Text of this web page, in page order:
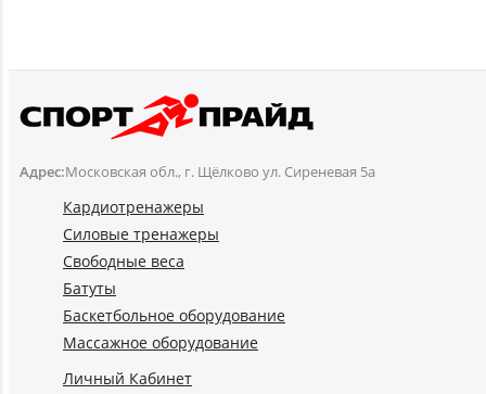
Адрес:Московская обл., г. Щёлково ул. Сиреневая 5а
Кардиотренажеры
Силовые тренажеры
Свободные веса
Батуты
Баскетбольное оборудование
Массажное оборудование
Личный Кабинет